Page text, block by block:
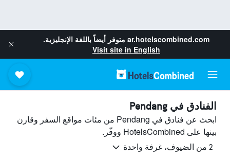
ar.hotelscombined.com متوفر أيضاً باللغة الإنجليزية.
Visit site in English
الفنادق في Pendang
ابحث عن فنادق في Pendang من مئات مواقع السفر وقارن
بينها على HotelsCombined ووفّر.
2 من الضيوف، غرفة واحدة